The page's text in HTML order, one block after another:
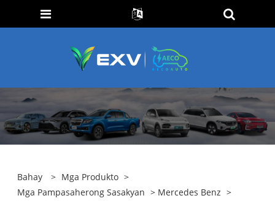
Bahay > Mga Produkto >
Mga Pampasaherong Sasakyan > Mercedes Benz >